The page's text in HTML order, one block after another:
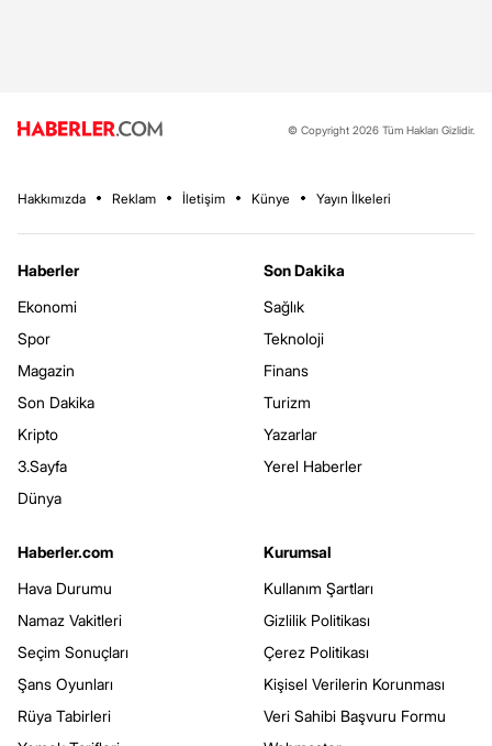
© Copyright 2026 Tüm Hakları Gizlidir.
Hakkımızda Reklam İletişim Künye Yayın İlkeleri
Haberler
Ekonomi
Spor
Magazin
Son Dakika
Kripto
3.Sayfa
Dünya
Son Dakika
Sağlık
Teknoloji
Finans
Turizm
Yazarlar
Yerel Haberler
Haberler.com
Hava Durumu
Namaz Vakitleri
Seçim Sonuçları
Şans Oyunları
Rüya Tabirleri
Kurumsal
Kullanım Şartları
Gizlilik Politikası
Çerez Politikası
Kişisel Verilerin Korunması
Veri Sahibi Başvuru Formu